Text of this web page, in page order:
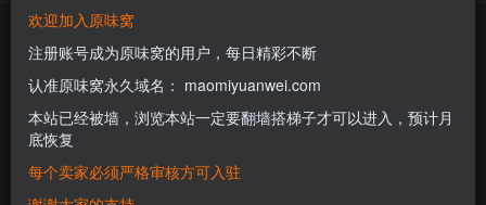
原味商城
欢迎加入原味窝
注册账号成为原味窝的用户，每日精彩不断
认准原味窝永久域名： maomiyuanwei.com
本站已经被墙，浏览本站一定要翻墙搭梯子才可以进入，预计月
底恢复
每个卖家必须严格审核方可入驻